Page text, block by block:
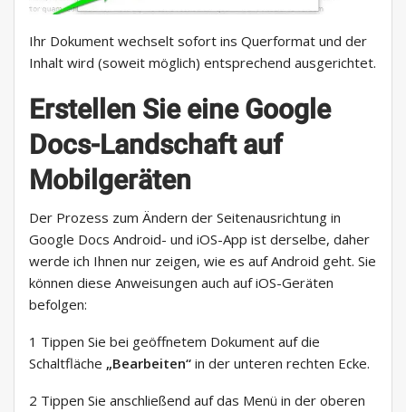
Ihr Dokument wechselt sofort ins Querformat und der
Inhalt wird (soweit möglich) entsprechend ausgerichtet.
Erstellen Sie eine Google
Docs-Landschaft auf
Mobilgeräten
Der Prozess zum Ändern der Seitenausrichtung in
Google Docs Android- und iOS-App ist derselbe, daher
werde ich Ihnen nur zeigen, wie es auf Android geht. Sie
können diese Anweisungen auch auf iOS-Geräten
befolgen:
1 Tippen Sie bei geöffnetem Dokument auf die
Schaltfläche „Bearbeiten“ in der unteren rechten Ecke.
2 Tippen Sie anschließend auf das Menü in der oberen